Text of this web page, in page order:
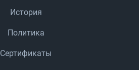
История
Политика
Сертификаты